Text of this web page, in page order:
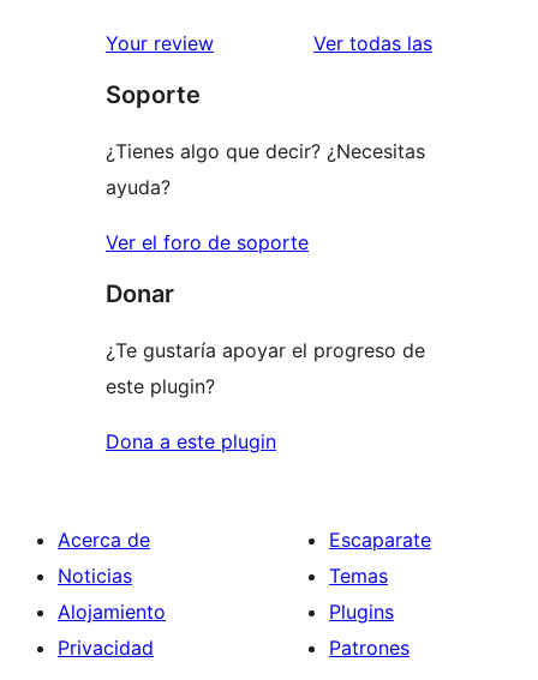
Your review Ver todas las
Soporte
¿Tienes algo que decir? ¿Necesitas
ayuda?
Ver el foro de soporte
Donar
¿Te gustaría apoyar el progreso de
este plugin?
Dona a este plugin
Acerca de
Noticias
Alojamiento
Privacidad
Escaparate
Temas
Plugins
Patrones